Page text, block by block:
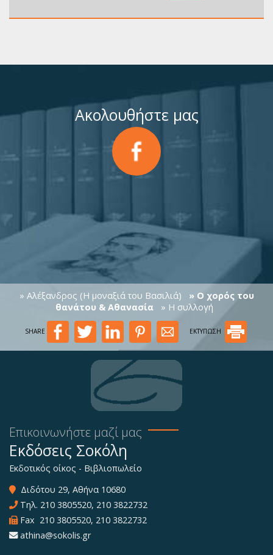
Ακολουθήστε μας
» Αλέξανδρος (Η μοναξιά του Βασιλιά)
» Ο χορός του
θανάτου & Αθανασία
» Η συλλογή
SHARE ΕΚΤΥΠΩΣΗ
Επικοινωνήστε μαζί μας
Εκδόσεις Σοκόλη
Εκδοτικός οίκος - Βιβλιοπωλείο
Διδότου 29, Αθήνα 10680
Τηλ. 210 3805520, 210 3822732
Fax 210 3805520, 210 3822732
athina@sokolis.gr